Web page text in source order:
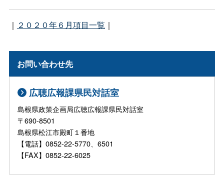
｜ ２０２０年６月項目一覧 ｜
お問い合わせ先
広聴広報課県民対話室
島根県政策企画局広聴広報課県民対話室
〒690-8501
島根県松江市殿町１番地
【電話】0852-22-5770、6501
【FAX】0852-22-6025